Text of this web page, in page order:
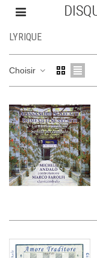
LYRIQUE
Choisir